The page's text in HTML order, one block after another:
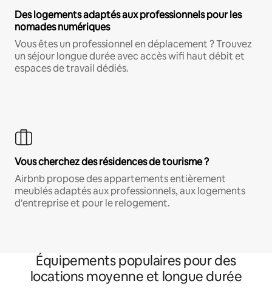
Des logements adaptés aux professionnels pour les
nomades numériques
Vous êtes un professionnel en déplacement ? Trouvez
un séjour longue durée avec accès wifi haut débit et
espaces de travail dédiés.
Vous cherchez des résidences de tourisme ?
Airbnb propose des appartements entièrement
meublés adaptés aux professionnels, aux logements
d'entreprise et pour le relogement.
Équipements populaires pour des
locations moyenne et longue durée